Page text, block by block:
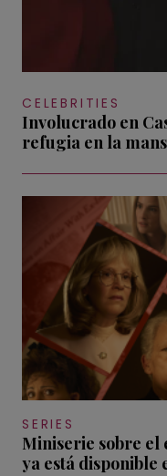
CELEBRITIES
Involucrado en
refugia en la
SERIES
Miniserie sobre el
ya está disponible